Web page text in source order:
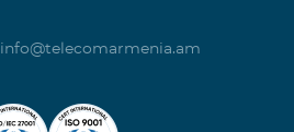
info@telecomarmenia.am